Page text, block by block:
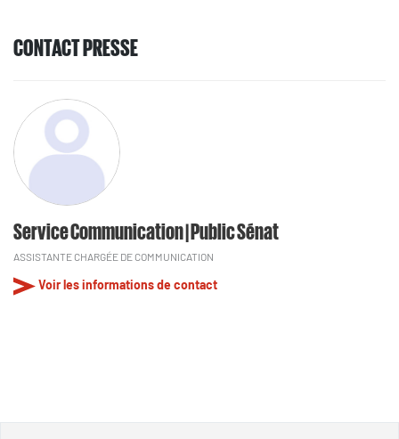
CONTACT PRESSE
Service Communication | Public Sénat
ASSISTANTE CHARGÉE DE COMMUNICATION
Voir les informations de contact